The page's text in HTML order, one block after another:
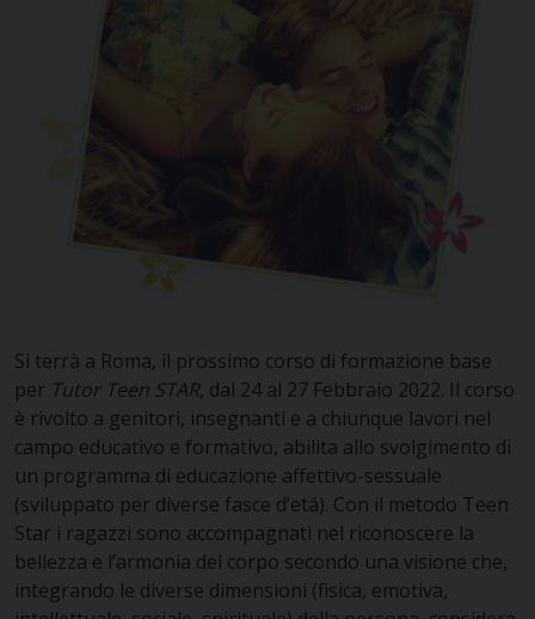
Si terrà a Roma, il prossimo corso di formazione base
per Tutor Teen STAR, dal 24 al 27 Febbraio 2022. Il corso
è rivolto a genitori, insegnanti e a chiunque lavori nel
campo educativo e formativo, abilita allo svolgimento di
un programma di educazione affettivo-sessuale
(sviluppato per diverse fasce d’etá). Con il metodo Teen
Star i ragazzi sono accompagnati nel riconoscere la
bellezza e l’armonia del corpo secondo una visione che,
integrando le diverse dimensioni (fisica, emotiva,